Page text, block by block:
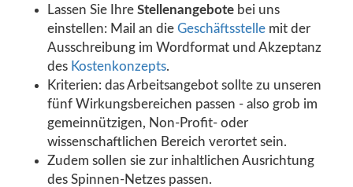
Lassen Sie Ihre Stellenangebote bei uns
einstellen: Mail an die Geschäftsstelle mit der
Ausschreibung im Wordformat und Akzeptanz
des Kostenkonzepts.
Kriterien: das Arbeitsangebot sollte zu unseren
fünf Wirkungsbereichen passen - also grob im
gemeinnützigen, Non-Profit- oder
wissenschaftlichen Bereich verortet sein.
Zudem sollen sie zur inhaltlichen Ausrichtung
des Spinnen-Netzes passen.